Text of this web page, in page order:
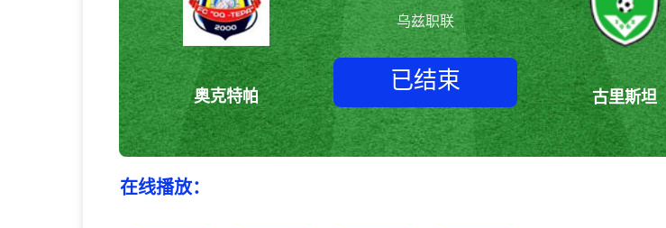
奥克特帕
乌兹职联
已结束
古里斯坦
在线播放：